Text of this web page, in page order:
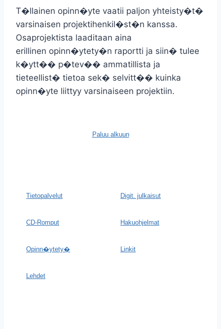
T�llainen opinn�yte vaatii paljon yhteisty�t�
varsinaisen projektihenkil�st�n kanssa.
Osaprojektista laaditaan aina
erillinen opinn�ytety�n raportti ja siin� tulee
k�ytt�� p�tev�� ammatillista ja
tieteellist� tietoa sek� selvitt�� kuinka
opinn�yte liittyy varsinaiseen projektiin.
Paluu alkuun
Tietopalvelut Digit. julkaisut
CD-Romput Hakuohjelmat
Opinn�ytety� Linkit
Lehdet